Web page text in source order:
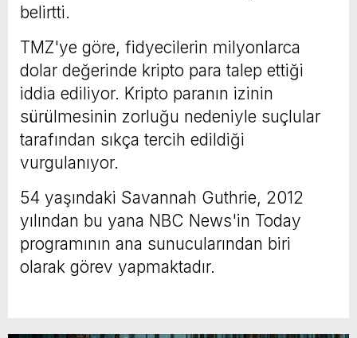
belirtti.
TMZ'ye göre, fidyecilerin milyonlarca
dolar değerinde kripto para talep ettiği
iddia ediliyor. Kripto paranın izinin
sürülmesinin zorluğu nedeniyle suçlular
tarafından sıkça tercih edildiği
vurgulanıyor.
54 yaşındaki Savannah Guthrie, 2012
yılından bu yana NBC News'in Today
programının ana sunucularından biri
olarak görev yapmaktadır.